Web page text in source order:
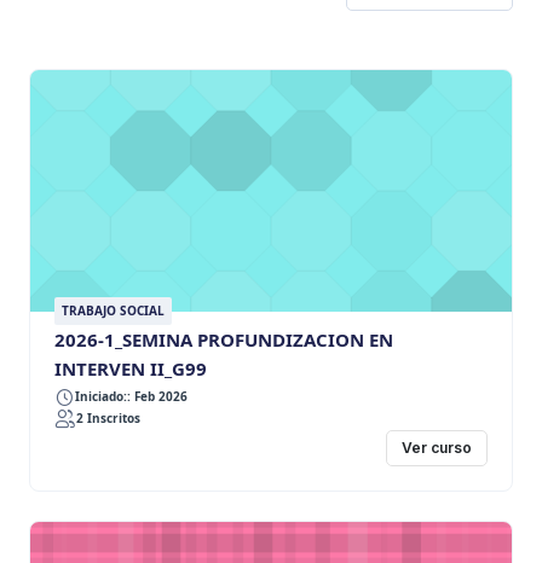
TRABAJO SOCIAL
2026-1_SEMINA PROFUNDIZACION EN
INTERVEN II_G99
Iniciado:: Feb 2026
2 Inscritos
Ver curso